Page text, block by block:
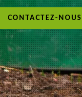
CONTACTEZ-